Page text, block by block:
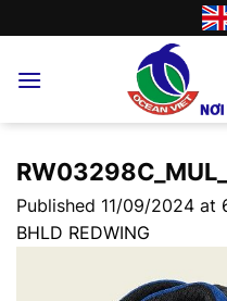
to
Published 11/09/2024 at
BHLD REDWING